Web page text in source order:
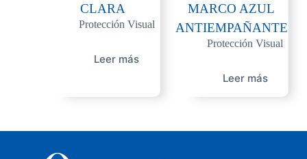
CLARA
Protección Visual
Leer más
MARCO AZUL
ANTIEMPAÑANTE
Protección Visual
Leer más